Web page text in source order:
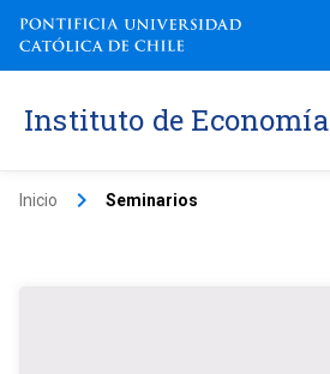
Instituto de Economía
Inicio keyboard_arrow_right Seminarios